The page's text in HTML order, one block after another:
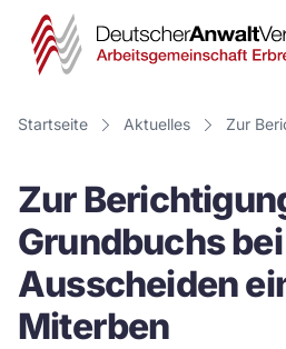
Startseite Aktuelles
Zur
Grundbuchs bei
Ausscheiden
Miterben